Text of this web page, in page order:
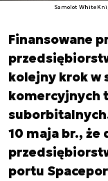
Samolot
Finansowane
kolejny krok w
komercyjnych
10 maja br., że
portu